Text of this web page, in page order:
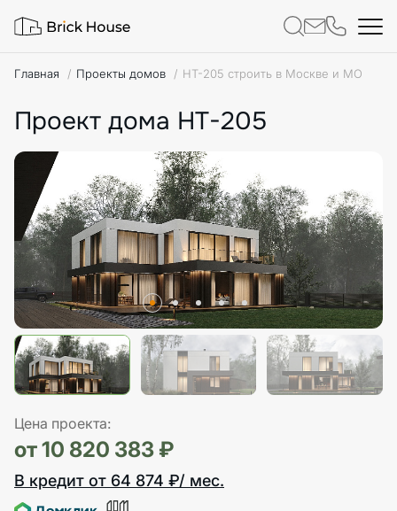
Главная Проекты домов HT-205 строить в Москве и МО
Проект дома HT-205
Цена проекта:
от 10 820 383 ₽
В кредит от 64 874 ₽/ мес.